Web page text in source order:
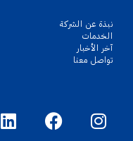
نبذة عن الشركة
الخدمات
آخر الأخبار
تواصل معنا